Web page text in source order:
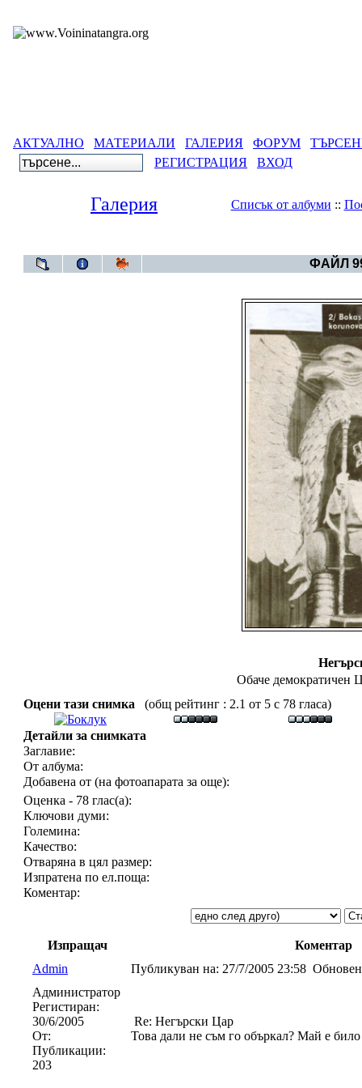
АКТУАЛНО МАТЕРИАЛИ ГАЛЕРИЯ ФОРУМ
РЕГИСТРАЦИЯ
ВХОД
Галерия Списък от албуми ::
ФАЙЛ
Обаче демократичен
Оцени тази снимка
(общ рейтинг : 2.1 от 5 с 78 гласа)
Детайли за снимката
Заглавие:
От албума:
Добавена от (на фотоапарата за още):
Оценка - 78 глас(а):
Ключови думи:
Големина:
Качество:
Отваряна в цял размер:
Изпратена по ел.поща:
Коментар:
Изпращач
Коментар
Admin
Публикуван на: 27/7/2005 23:58
Администратор
Регистиран:
30/6/2005
От:
Публикации:
203
Re: Негърски Цар
Това дали не съм го объркал? Май е